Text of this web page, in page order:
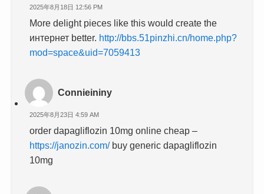
2025年8月18日 12:56 PM
More delight pieces like this would create the
интернет better. http://bbs.51pinzhi.cn/home.php?
mod=space&uid=7059413
Connieininy
2025年8月23日 4:59 AM
order dapagliflozin 10mg online cheap –
https://janozin.com/buy generic dapagliflozin
10mg